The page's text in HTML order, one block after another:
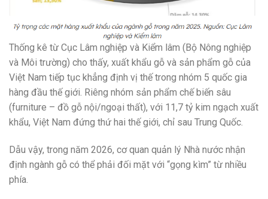
Thống kê từ Cục Lâm nghiệp và Kiểm lâm (Bộ Nông nghiệp
và Môi trường) cho thấy, xuất khẩu gỗ và sản phẩm gỗ của
Việt Nam tiếp tục khẳng định vị thế trong nhóm 5 quốc gia
hàng đầu thế giới. Riêng nhóm sản phẩm chế biến sâu
(furniture – đồ gỗ nội/ngoại thất), với 11,7 tỷ kim ngạch xuất
khẩu, Việt Nam đứng thứ hai thế giới, chỉ sau Trung Quốc.
Dẫu vậy, trong năm 2026, cơ quan quản lý Nhà nước nhận
định ngành gỗ có thể phải đối mặt với “gọng kìm” từ nhiều
phía.